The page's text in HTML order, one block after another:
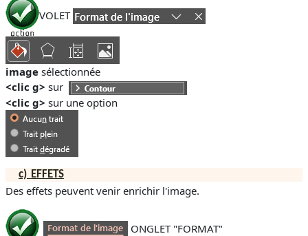
VOLET
image sélectionnée
<clic g> sur
<clic g> sur une option
c) EFFETS
Des effets peuvent venir enrichir l'image.
ONGLET "FORMAT"